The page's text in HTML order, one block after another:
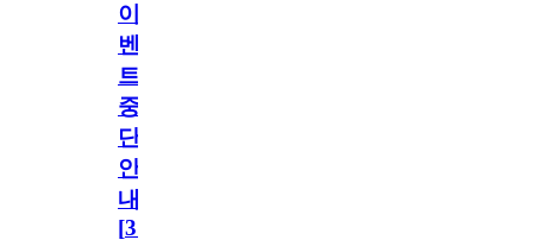
이
벤
트
중
단
안
내
[31